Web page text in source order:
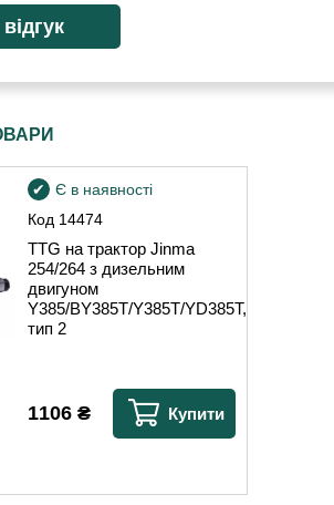
Код 14474
Є в наявності
TTG на трактор Jinma
254/264 з дизельним
двигуном
Y385/BY385T/Y385T/YD385T,
тип 2
1106 ₴ Купити